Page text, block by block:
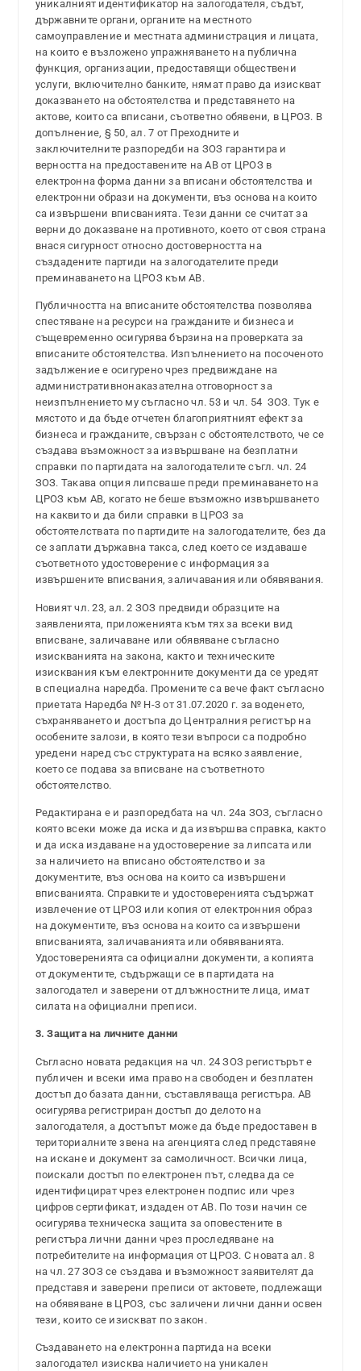
уникалният идентификатор на залогодателя, съдът,
държавните органи, органите на местното
самоуправление и местната администрация и лицата,
на които е възложено упражняването на публична
функция, организации, предоставящи обществени
услуги, включително банките, нямат право да изискват
доказването на обстоятелства и представянето на
актове, които са вписани, съответно обявени, в ЦРОЗ. В
допълнение, § 50, ал. 7 от Преходните и
заключителните разпоредби на ЗОЗ гарантира и
верността на предоставените на АВ от ЦРОЗ в
електронна форма данни за вписани обстоятелства и
електронни образи на документи, въз основа на които
са извършени вписванията. Тези данни се считат за
верни до доказване на противното, което от своя страна
внася сигурност относно достоверността на
създадените партиди на залогодателите преди
преминаването на ЦРОЗ към АВ.
Публичността на вписаните обстоятелства позволява
спестяване на ресурси на гражданите и бизнеса и
същевременно осигурява бързина на проверката за
вписаните обстоятелства. Изпълнението на посоченото
задължение е осигурено чрез предвиждане на
административнонаказателна отговорност за
неизпълнението му съгласно чл. 53 и чл. 54 ЗОЗ. Тук е
мястото и да бъде отчетен благоприятният ефект за
бизнеса и гражданите, свързан с обстоятелството, че се
създава възможност за извършване на безплатни
справки по партидата на залогодателите съгл. чл. 24
ЗОЗ. Такава опция липсваше преди преминаването на
ЦРОЗ към АВ, когато не беше възможно извършването
на каквито и да били справки в ЦРОЗ за
обстоятелствата по партидите на залогодателите, без да
се заплати държавна такса, след което се издаваше
съответното удостоверение с информация за
извършените вписвания, заличавания или обявявания.
Новият чл. 23, ал. 2 ЗОЗ предвиди образците на
заявленията, приложенията към тях за всеки вид
вписване, заличаване или обявяване съгласно
изискванията на закона, както и техническите
изисквания към електронните документи да се уредят
в специална наредба. Промените са вече факт съгласно
приетата Наредба № Н-3 от 31.07.2020 г. за воденето,
съхраняването и достъпа до Централния регистър на
особените залози, в която тези въпроси са подробно
уредени наред със структурата на всяко заявление,
което се подава за вписване на съответното
обстоятелство.
Редактирана е и разпоредбата на чл. 24а ЗОЗ, съгласно
която всеки може да иска и да извършва справка, както
и да иска издаване на удостоверение за липсата или
за наличието на вписано обстоятелство и за
документите, въз основа на които са извършени
вписванията. Справките и удостоверенията съдържат
извлечение от ЦРОЗ или копия от електронния образ
на документите, въз основа на които са извършени
вписванията, заличаванията или обявяванията.
Удостоверенията са официални документи, а копията
от документите, съдържащи се в партидата на
залогодател и заверени от длъжностните лица, имат
силата на официални преписи.
3. Защита на личните данни
Съгласно новата редакция на чл. 24 ЗОЗ регистърът е
публичен и всеки има право на свободен и безплатен
достъп до базата данни, съставляваща регистъра. АВ
осигурява регистриран достъп до делото на
залогодателя, а достъпът може да бъде предоставен в
териториалните звена на агенцията след представяне
на искане и документ за самоличност. Всички лица,
поискали достъп по електронен път, следва да се
идентифицират чрез електронен подпис или чрез
цифров сертификат, издаден от АВ. По този начин се
осигурява техническа защита за оповестените в
регистъра лични данни чрез проследяване на
потребителите на информация от ЦРОЗ. С новата ал. 8
на чл. 27 ЗОЗ се създава и възможност заявителят да
представя и заверени преписи от актовете, подлежащи
на обявяване в ЦРОЗ, със заличени лични данни освен
тези, които се изискват по закон.
Създаването на електронна партида на всеки
залогодател изисква наличието на уникален